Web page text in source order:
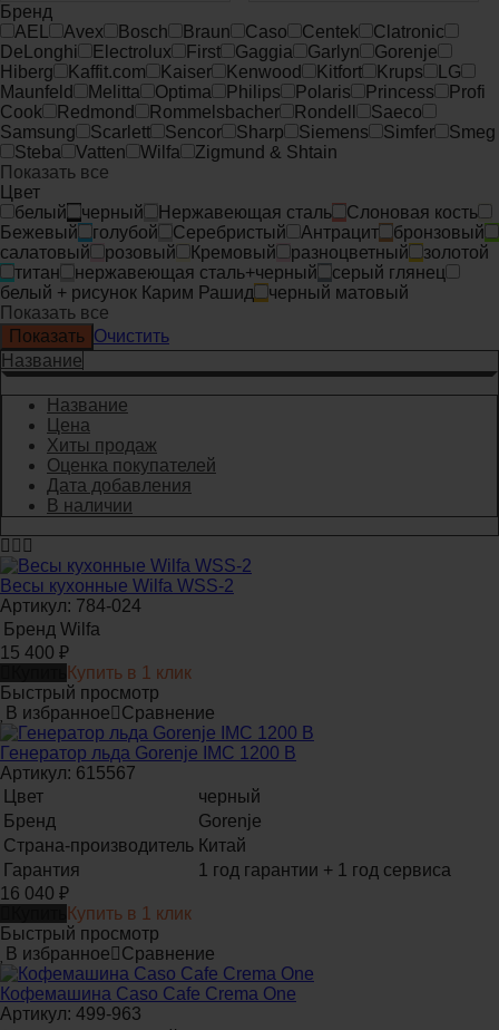
Бренд
AEL
Avex Bosch Braun Caso Centek
Clatronic
DeLonghi
Electrolux First Gaggia Garlyn
Gorenje
Hiberg
Kaffit.com Kaiser Kenwood Kitfort Krups
LG
Maunfeld
Melitta Optima Philips Polaris Princess
Profi
Cook
Redmond Rommelsbacher Rondell
Saeco
Samsung
Scarlett Sencor Sharp Siemens Simfer
Smeg
Steba
Vatten Wilfa
Zigmund & Shtain
Показать все
Цвет
белый
черный Нержавеющая сталь
Слоновая кость
Бежевый
голубой Серебристый Антрацит
бронзовый
салатовый
розовый Кремовый разноцветный
золотой
титан
нержавеющая сталь+черный
серый глянец
белый + рисунок Карим Рашид
черный матовый
Показать все
Очистить
Название
Название
Цена
Хиты продаж
Оценка покупателей
Дата добавления
В наличии
Весы кухонные Wilfa WSS-2
Артикул: 784-024
Бренд Wilfa
15 400 ₽
Купить в 1 клик
Быстрый просмотр
В избранное
Сравнение
Генератор льда Gorenje IMC 1200 B
Артикул: 615567
Цвет
черный
Бренд
Gorenje
Страна-производитель Китай
Гарантия
1 год гарантии + 1 год сервиса
16 040 ₽
Купить в 1 клик
Быстрый просмотр
В избранное
Сравнение
Кофемашина Caso Cafe Crema One
Артикул: 499-963